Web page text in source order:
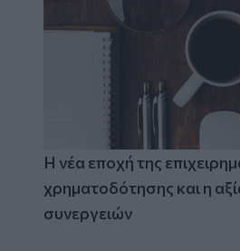
Η νέα εποχή της
χρηματοδότησης και η
συνεργειών